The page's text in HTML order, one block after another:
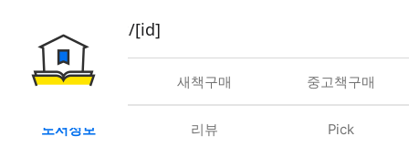
book/rent/[id]
대여 새책구매 중고책구매
도서정보 리뷰 Pick